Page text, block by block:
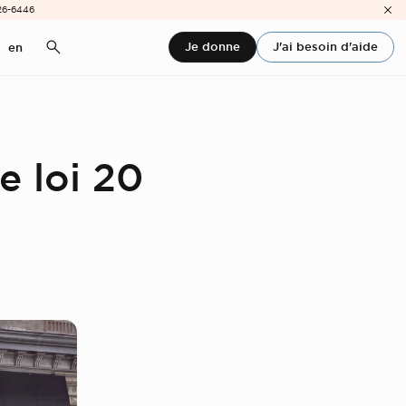
6446
en Je donne J'ai besoin d'aide
loi 20